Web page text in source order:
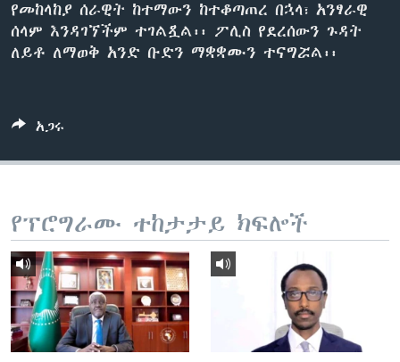
የመከላከያ ሰራዊት ከተማውን ከተቆጣጠረ በኋላ፣ አንፃራዊ
ሰላም እንዳገኘችም ተገልጿል፡፡ ፖሊስ የደረሰውን ጉዳት
ለይቶ ለማወቅ አንድ ቡድን ማቋቋሙን ተናግሯል፡፡
አጋሩ
የፕሮግራሙ ተከታታይ ክፍሎች